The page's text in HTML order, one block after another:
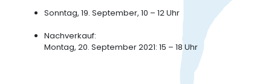
Sonntag, 19. September, 10 – 12 Uhr
Nachverkauf:
Montag, 20. September 2021: 15 – 18 Uhr